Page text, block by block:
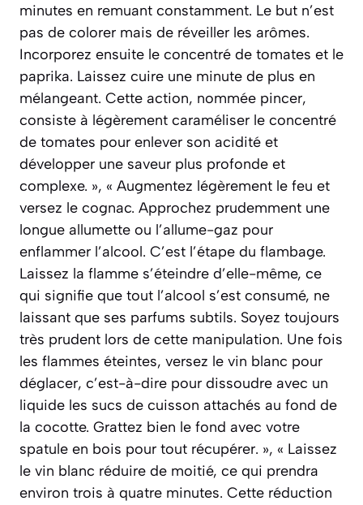
minutes en remuant constamment. Le but n’est
pas de colorer mais de réveiller les arômes.
Incorporez ensuite le concentré de tomates et le
paprika. Laissez cuire une minute de plus en
mélangeant. Cette action, nommée pincer,
consiste à légèrement caraméliser le concentré
de tomates pour enlever son acidité et
développer une saveur plus profonde et
complexe. », « Augmentez légèrement le feu et
versez le cognac. Approchez prudemment une
longue allumette ou l’allume-gaz pour
enflammer l’alcool. C’est l’étape du flambage.
Laissez la flamme s’éteindre d’elle-même, ce
qui signifie que tout l’alcool s’est consumé, ne
laissant que ses parfums subtils. Soyez toujours
très prudent lors de cette manipulation. Une fois
les flammes éteintes, versez le vin blanc pour
déglacer, c’est-à-dire pour dissoudre avec un
liquide les sucs de cuisson attachés au fond de
la cocotte. Grattez bien le fond avec votre
spatule en bois pour tout récupérer. », « Laissez
le vin blanc réduire de moitié, ce qui prendra
environ trois à quatre minutes. Cette réduction